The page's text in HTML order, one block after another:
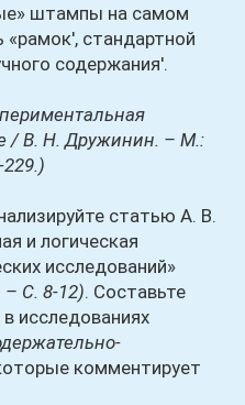
штампы на самом
стандартной
содержания'.
/ В. Н. Дружинин. – М.:
статью А. В.
и логическая
исследований»
– С. 8-12). Составьте
исследованиях
комментирует